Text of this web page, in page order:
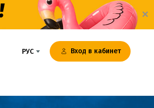
✕
РУС Вход в кабинет